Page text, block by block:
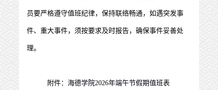
员要严格遵守值班纪律，保持联络畅通，如遇突发事
件、重大事件，须按要求及时报告，确保事件妥善处
理。
附件：海德学院2026年端午节假期值班表